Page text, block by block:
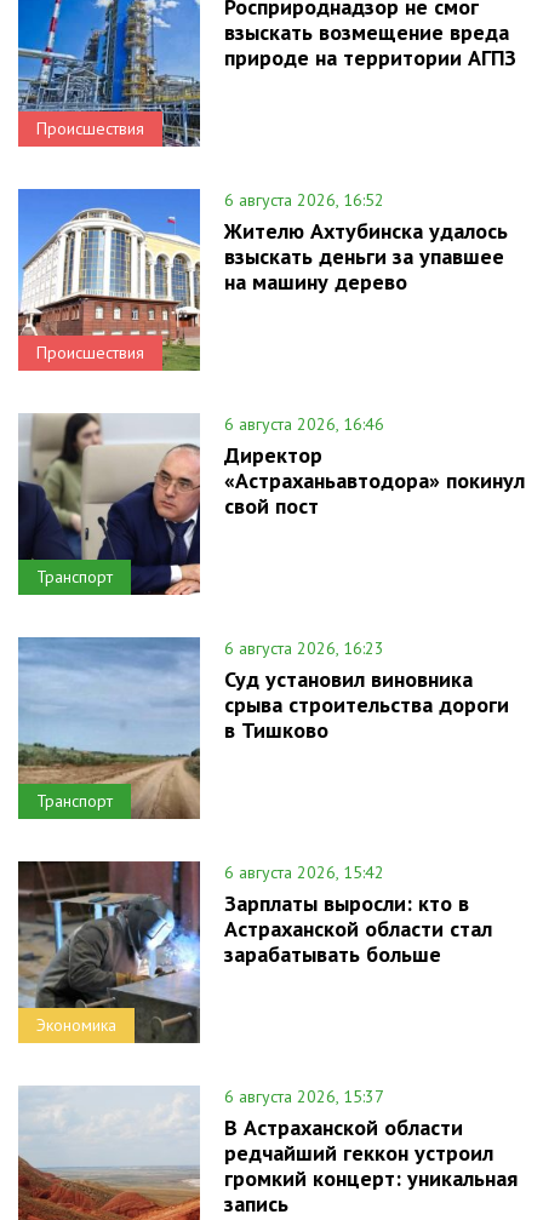
Происшествия
Росприроднадзор не смог
взыскать возмещение вреда
природе на территории АГПЗ
Происшествия
6 августа 2026, 16:52
Жителю Ахтубинска удалось
взыскать деньги за упавшее
на машину дерево
Транспорт
6 августа 2026, 16:46
Директор
«Астраханьавтодора» покинул
свой пост
Транспорт
6 августа 2026, 16:23
Суд установил виновника
срыва строительства дороги
в Тишково
Экономика
6 августа 2026, 15:42
Зарплаты выросли: кто в
Астраханской области стал
зарабатывать больше
6 августа 2026, 15:37
В Астраханской области
редчайший геккон устроил
громкий концерт: уникальная
запись